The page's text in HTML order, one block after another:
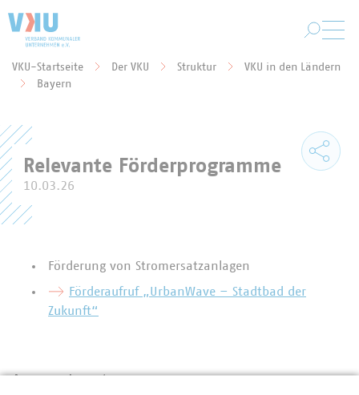
Sie befinden sich hier:
VKU-Startseite Der VKU Struktur
VKU in den Ländern
Bayern
Relevante Förderprogramme
10.03.26
Förderung von Stromersatzanlagen
Förderaufruf „UrbanWave – Stadtbad der
Zukunft“
Ansprechpartner